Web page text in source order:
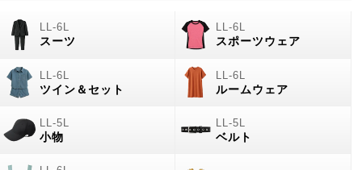
スーツ スポーツウェア
ツイン＆セット ルームウェア
小物 ベルト